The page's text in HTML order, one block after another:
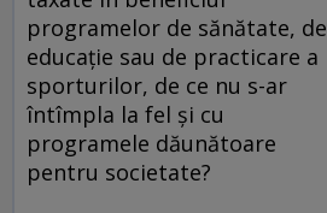
programelor de sănătate, de
educaţie sau de practicare a
sporturilor, de ce nu s-ar
întîmpla la fel şi cu
programele dăunătoare
pentru societate?